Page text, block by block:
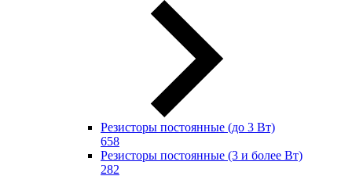
Резисторы постоянные (до 3 Вт)
658
Резисторы постоянные (3 и более Вт)
282